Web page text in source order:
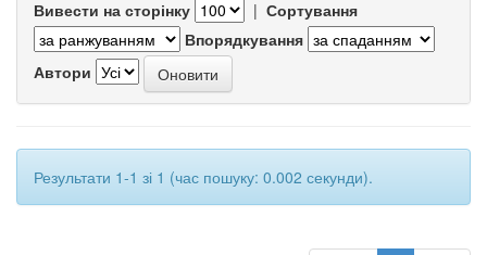
Вивести на сторінку | Сортування
Впорядкування
Автори
Результати 1-1 зі 1 (час пошуку: 0.002 секунди).